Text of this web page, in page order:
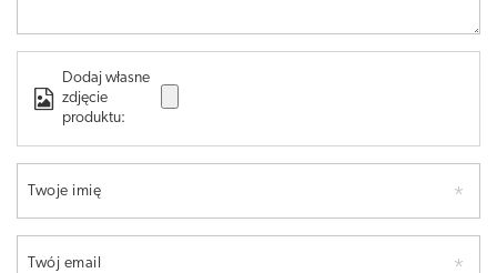
Dodaj własne
zdjęcie
produktu:
Twoje imię
Twój email